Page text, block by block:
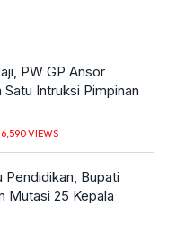
PW GP Ansor
Satu Intruksi Pimpinan
6,590VIEWS
Pendidikan, Bupati
Mutasi 25 Kepala